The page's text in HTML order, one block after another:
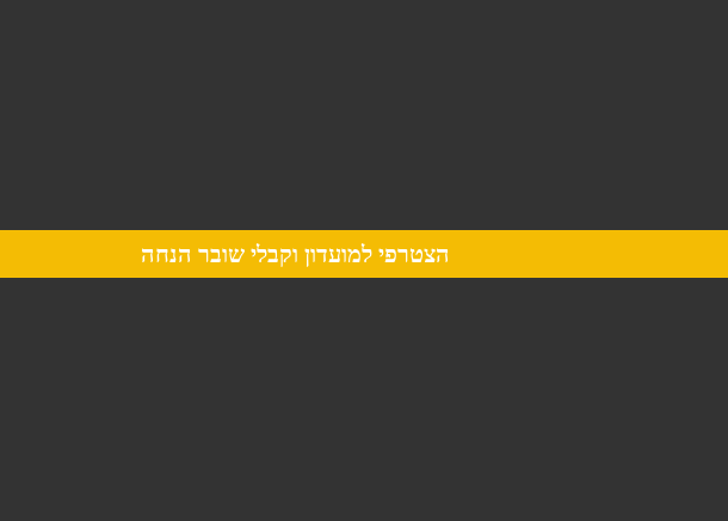
הצטרפי למועדון וקבלי שובר הנחה